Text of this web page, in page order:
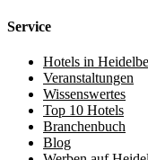
Service
Hotels in
Veranstaltungen
Wissenswertes
Top 10 Hotels
Branchenbuch
Blog